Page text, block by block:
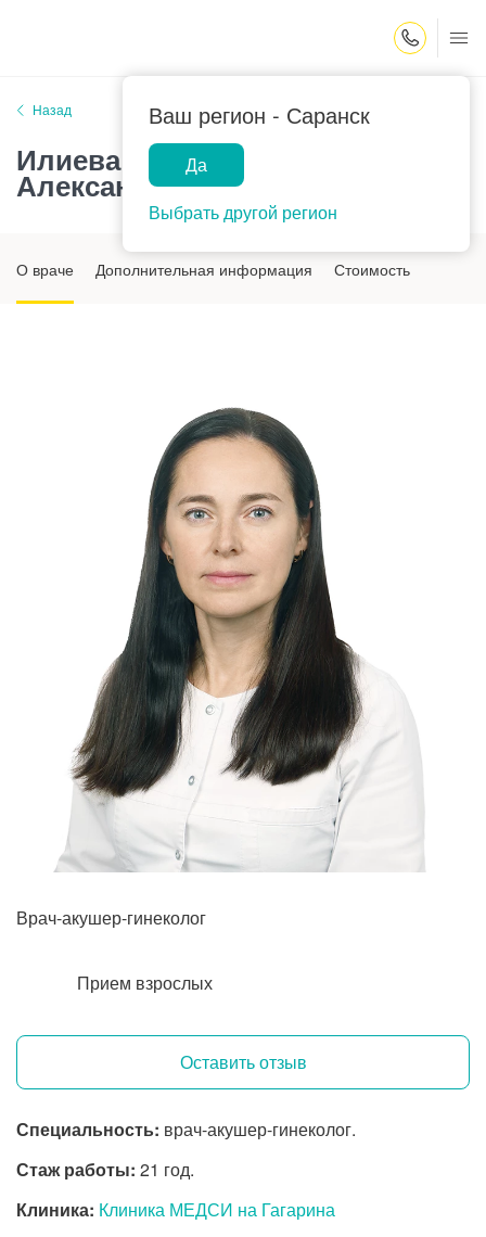
Ваш регион - Саранск
Да
Выбрать другой регион
Назад
Илиева Надежда
Александровна
О враче Дополнительная информация Стоимость
Врач-акушер-гинеколог
Прием взрослых
Оставить отзыв
Специальность: врач-акушер-гинеколог.
Стаж работы: 21 год.
Клиника: Клиника МЕДСИ на Гагарина